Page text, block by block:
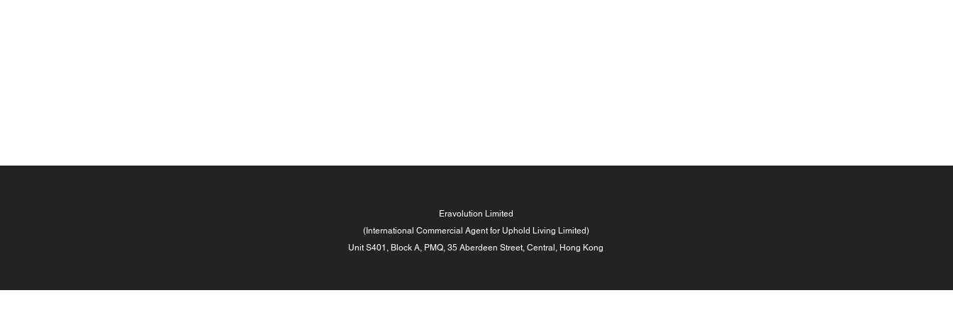
Eravolution Limited
(International Commercial Agent for Uphold Living Limited)
Unit S401, Block A, PMQ, 35 Aberdeen Street, Central, Hong Kong